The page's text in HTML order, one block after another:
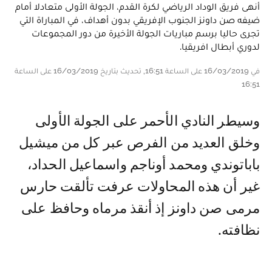
أنهى فريق الوداد الرياضي لكرة القدم، الجولة الأولى متعادلا أمام
ضيفه صن داونز الجنوب الإفريقي بدون أهداف، في المباراة التي
تجرى حاليا برسم مباريات الجولة الأخيرة من دور المجموعات
لدوري أبطال افريقيا.
في 16/03/2019 على الساعة 16:51, تحديث بتاريخ 16/03/2019 على الساعة
16:51
وسيطر النادي الأحمر على الجولة الأولى
وخلق العديد من الفرص عبر كل من ميشيل
باباتوندي ومحمد أوناجم واسماعيل الحداد،
غير أن هذه المحاولات عرفت تألقت حارس
مرمى صن داونز إذ أنقذ مرماه وحافظ على
نظافته.